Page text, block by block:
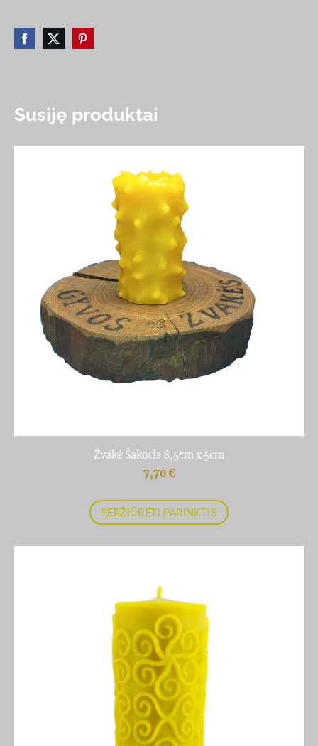
Susiję produktai
Žvakė Šakotis 8,5cm x 5cm
7,70 €
PERŽIŪRĖTI PARINKTIS